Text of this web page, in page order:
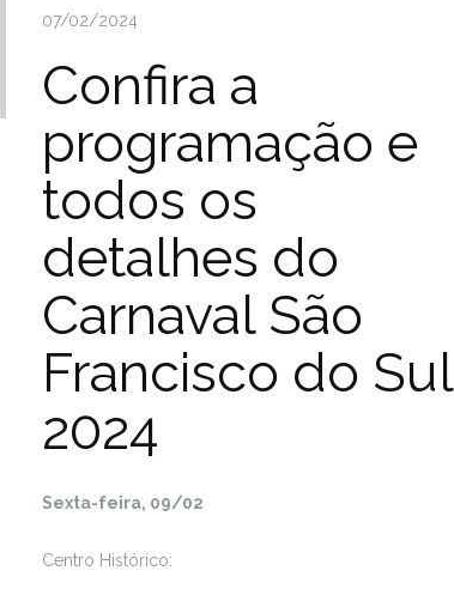
07/02/2024
Confira a
programação e
todos os
detalhes do
Carnaval São
Francisco do Sul
2024
Sexta-feira, 09/02
Centro Histórico: